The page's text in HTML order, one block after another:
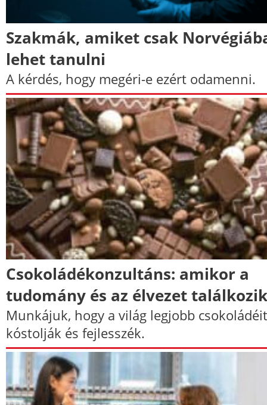
Szakmák, amiket csak
lehet tanulni
A kérdés, hogy megéri-e ezért odamenni.
Csokoládékonzultáns: amikor a
tudomány és az élvezet találkozik
Munkájuk, hogy a világ legjobb csokoládéit
kóstolják és fejlesszék.